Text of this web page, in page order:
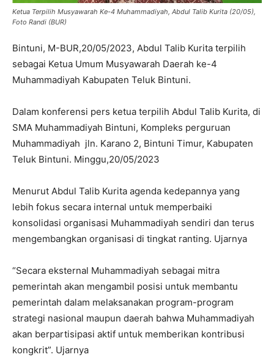
Ketua Terpilih Musyawarah Ke-4 Muhammadiyah, Abdul Talib Kurita (20/05),
Foto Randi (BUR)
Bintuni, M-BUR,20/05/2023, Abdul Talib Kurita terpilih
sebagai Ketua Umum Musyawarah Daerah ke-4
Muhammadiyah Kabupaten Teluk Bintuni.
Dalam konferensi pers ketua terpilih Abdul Talib Kurita, di
SMA Muhammadiyah Bintuni, Kompleks perguruan
Muhammadiyah jln. Karano 2, Bintuni Timur, Kabupaten
Teluk Bintuni. Minggu,20/05/2023
Menurut Abdul Talib Kurita agenda kedepannya yang
lebih fokus secara internal untuk memperbaiki
konsolidasi organisasi Muhammadiyah sendiri dan terus
mengembangkan organisasi di tingkat ranting. Ujarnya
“Secara eksternal Muhammadiyah sebagai mitra
pemerintah akan mengambil posisi untuk membantu
pemerintah dalam melaksanakan program-program
strategi nasional maupun daerah bahwa Muhammadiyah
akan berpartisipasi aktif untuk memberikan kontribusi
kongkrit”. Ujarnya